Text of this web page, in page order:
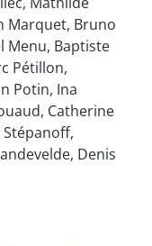
Marquet, Bruno
Menu, Baptiste
Pétillon,
Potin, Ina
Catherine
Stépanoff,
Denis